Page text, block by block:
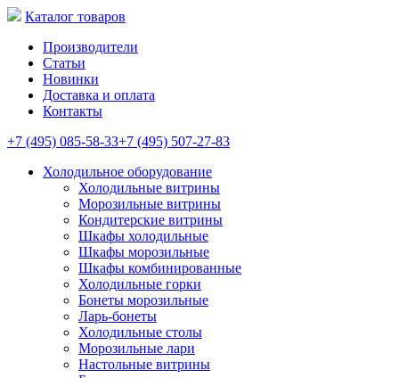
Каталог товаров
Производители
Статьи
Новинки
Доставка и оплата
Контакты
+7 (495) 085-58-33+7 (495) 507-27-83
Холодильное оборудование
Холодильные витрины
Морозильные витрины
Кондитерские витрины
Шкафы холодильные
Шкафы морозильные
Шкафы комбинированные
Холодильные горки
Бонеты морозильные
Ларь-бонеты
Холодильные столы
Морозильные лари
Настольные витрины